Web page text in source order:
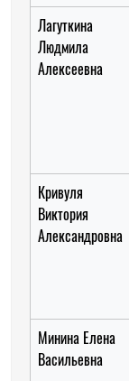
Лагуткина
Людмила
Алексеевна
Кривуля
Виктория
Александровна
Минина Елена
Васильевна